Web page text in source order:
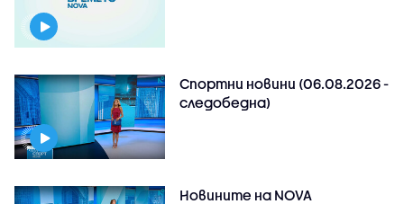
Спортни новини (06.08.2026 -
следобедна)
Новините на NOVA